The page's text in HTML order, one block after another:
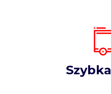
Szybka